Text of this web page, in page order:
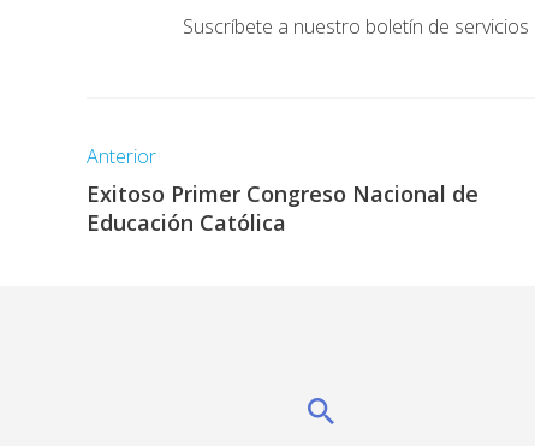
Suscríbete a nuestro boletín de
Anterior
Exitoso Primer Congreso Nacional de
Educación Católica